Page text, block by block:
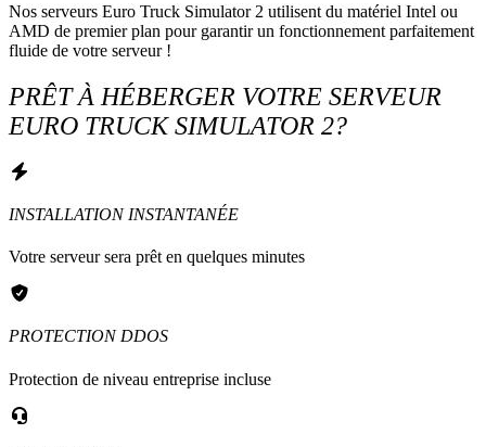
Nos serveurs Euro Truck Simulator 2 utilisent du matériel Intel ou
AMD de premier plan pour garantir un fonctionnement parfaitement
fluide de votre serveur !
PRÊT À HÉBERGER VOTRE SERVEUR
EURO TRUCK SIMULATOR 2?
INSTALLATION INSTANTANÉE
Votre serveur sera prêt en quelques minutes
PROTECTION DDOS
Protection de niveau entreprise incluse